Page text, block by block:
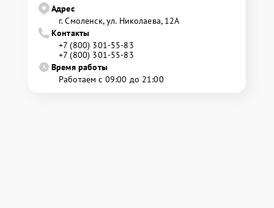
Адрес
г. Смоленск, ул. Николаева, 12А
Контакты
+7 (800) 301-55-83
+7 (800) 301-55-83
Время работы
Работаем с 09:00 до 21:00